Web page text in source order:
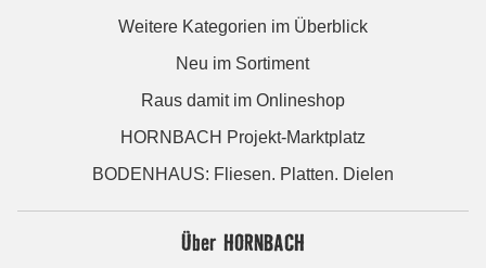
Weitere Kategorien im Überblick
Neu im Sortiment
Raus damit im Onlineshop
HORNBACH Projekt-Marktplatz
BODENHAUS: Fliesen. Platten. Dielen
Über HORNBACH